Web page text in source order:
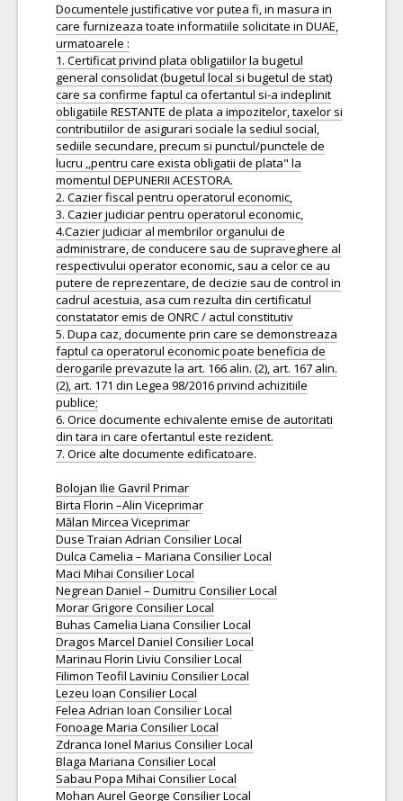
Documentele justificative vor putea fi, in masura in
care furnizeaza toate informatiile solicitate in DUAE,
urmatoarele :
1. Certificat privind plata obligatiilor la bugetul
general consolidat (bugetul local si bugetul de stat)
care sa confirme faptul ca ofertantul si-a indeplinit
obligatiile RESTANTE de plata a impozitelor, taxelor si
contributiilor de asigurari sociale la sediul social,
sediile secundare, precum si punctul/punctele de
lucru ,,pentru care exista obligatii de plata" la
momentul DEPUNERII ACESTORA.
2. Cazier fiscal pentru operatorul economic,
3. Cazier judiciar pentru operatorul economic,
4.Cazier judiciar al membrilor organului de
administrare, de conducere sau de supraveghere al
respectivului operator economic, sau a celor ce au
putere de reprezentare, de decizie sau de control in
cadrul acestuia, asa cum rezulta din certificatul
constatator emis de ONRC / actul constitutiv
5. Dupa caz, documente prin care se demonstreaza
faptul ca operatorul economic poate beneficia de
derogarile prevazute la art. 166 alin. (2), art. 167 alin.
(2), art. 171 din Legea 98/2016 privind achizitiile
publice;
6. Orice documente echivalente emise de autoritati
din tara in care ofertantul este rezident.
7. Orice alte documente edificatoare.
Bolojan Ilie Gavril Primar
Birta Florin –Alin Viceprimar
Mălan Mircea Viceprimar
Duse Traian Adrian Consilier Local
Dulca Camelia – Mariana Consilier Local
Maci Mihai Consilier Local
Negrean Daniel – Dumitru Consilier Local
Morar Grigore Consilier Local
Buhas Camelia Liana Consilier Local
Dragos Marcel Daniel Consilier Local
Marinau Florin Liviu Consilier Local
Filimon Teofil Laviniu Consilier Local
Lezeu Ioan Consilier Local
Felea Adrian Ioan Consilier Local
Fonoage Maria Consilier Local
Zdranca Ionel Marius Consilier Local
Blaga Mariana Consilier Local
Sabau Popa Mihai Consilier Local
Mohan Aurel George Consilier Local